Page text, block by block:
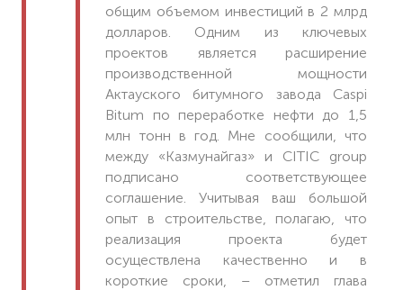
общим объемом инвестиций в 2 млрд
долларов. Одним из ключевых
проектов является расширение
производственной мощности
Актауского битумного завода Caspi
Bitum по переработке нефти до 1,5
млн тонн в год. Мне сообщили, что
между «Казмунайгаз» и CITIC group
подписано соответствующее
соглашение. Учитывая ваш большой
опыт в строительстве, полагаю, что
реализация проекта будет
осуществлена качественно и в
короткие сроки, – отметил глава